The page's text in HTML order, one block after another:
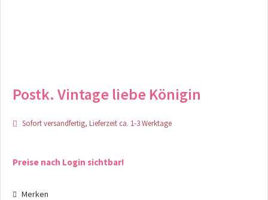
Postk. Vintage liebe Königin
Sofort versandfertig, Lieferzeit ca. 1-3 Werktage
Preise nach Login sichtbar!
Merken